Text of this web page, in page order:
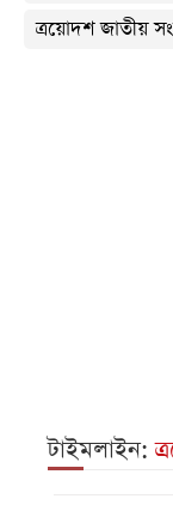
ত্রয়োদশ জাতীয়
টাইমলাইন: